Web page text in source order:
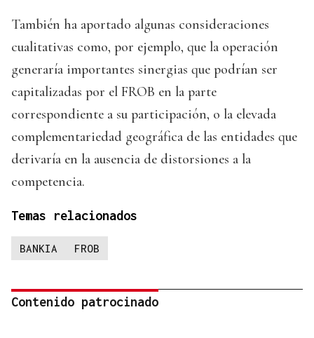
También ha aportado algunas consideraciones
cualitativas como, por ejemplo, que la operación
generaría importantes sinergias que podrían ser
capitalizadas por el FROB en la parte
correspondiente a su participación, o la elevada
complementariedad geográfica de las entidades que
derivaría en la ausencia de distorsiones a la
competencia.
Temas relacionados
BANKIA FROB
Contenido patrocinado